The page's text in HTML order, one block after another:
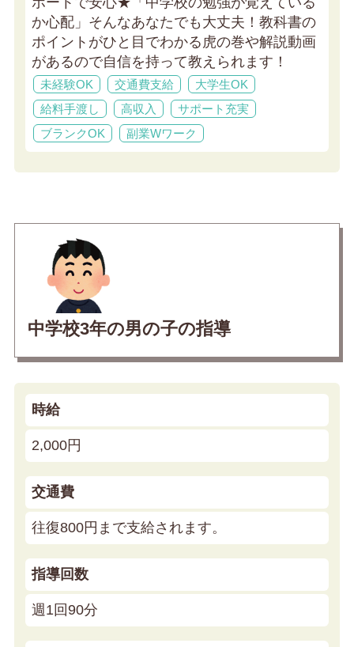
か心配」そんなあなたでも大丈夫！教科書の
ポイントがひと目でわかる虎の巻や解説動画
があるので自信を持って教えられます！
未経験OK 交通費支給
大学生OK
給料手渡し
高収入
サポート充実
ブランクOK
副業Wワーク
中学校3年の男の子の指導
時給
2,000円
交通費
往復800円まで支給されます。
指導回数
週1回90分